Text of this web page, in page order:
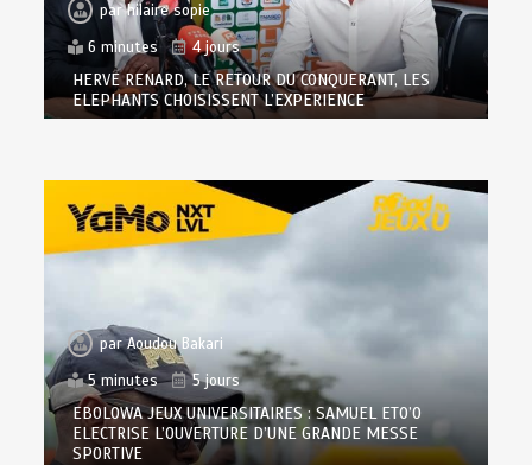
parhilaire sopie
6 minutes
4 jours
HERVE RENARD, LE RETOUR DU CONQUERANT, LES
ELEPHANTS CHOISISSENT L’EXPERIENCE
parAoudou Bakari
5 minutes
5 jours
EBOLOWA JEUX UNIVERSITAIRES : SAMUEL ETO’O
ELECTRISE L’OUVERTURE D’UNE GRANDE MESSE
SPORTIVE